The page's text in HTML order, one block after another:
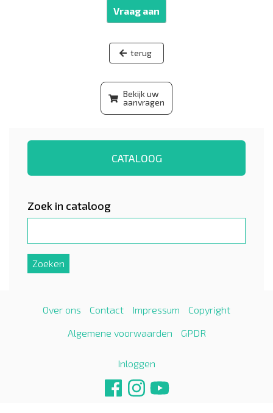
Vraag aan
Bekijk uw
aanvragen
CATALOOG
Zoek in cataloog
Over ons Contact Impressum Copyright
Algemene voorwaarden GPDR
Inloggen